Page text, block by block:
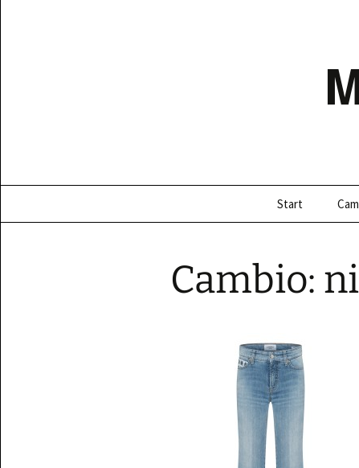
Start
Cambio: